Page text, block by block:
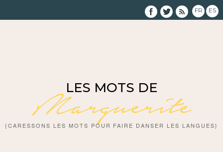
FR ES
LES MOTS DE
Marguerite
{CARESSONS LES MOTS POUR FAIRE DANSER LES LANGUES}